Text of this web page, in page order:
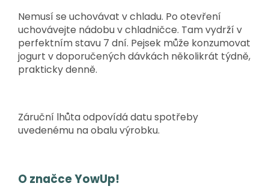
Nemusí se uchovávat v chladu. Po otevření
uchovávejte nádobu v chladničce. Tam vydrží v
perfektním stavu 7 dní. Pejsek může konzumovat
jogurt v doporučených dávkách několikrát týdně,
prakticky denně.
Záruční lhůta odpovídá datu spotřeby
uvedenému na obalu výrobku.
O značce YowUp!